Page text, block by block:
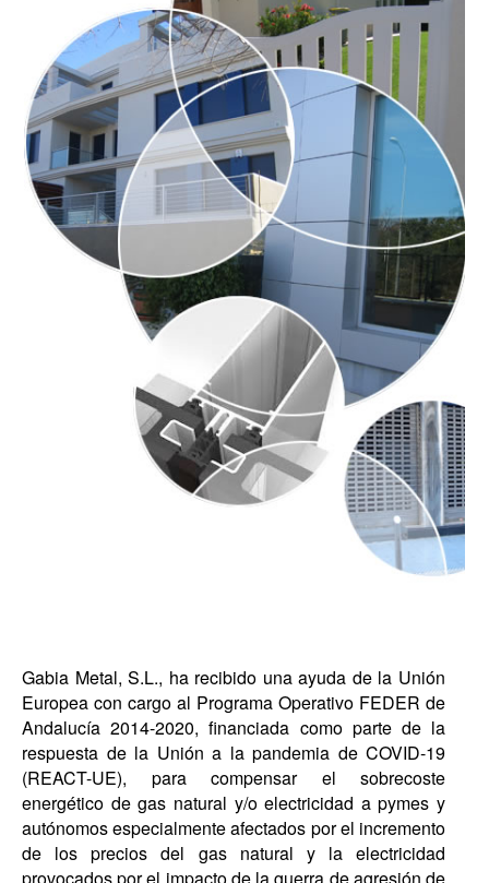
Gabia Metal, S.L., ha recibido una ayuda de la Unión
Europea con cargo al Programa Operativo FEDER de
Andalucía 2014-2020, financiada como parte de la
respuesta de la Unión a la pandemia de COVID-19
(REACT-UE), para compensar el sobrecoste
energético de gas natural y/o electricidad a pymes y
autónomos especialmente afectados por el incremento
de los precios del gas natural y la electricidad